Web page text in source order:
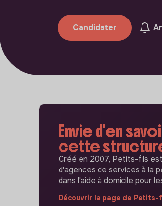
Candidater
Envie d'en
cette
Créé en 2007, Petits-fils
d'agences de services à la
dans l'aide à domicile pour
Découvrir la page de Petits-